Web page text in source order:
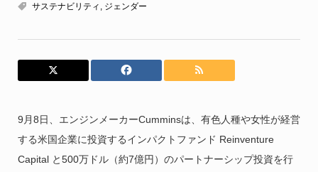
サステナビリティ ジェンダー
9月8日、エンジンメーカーCumminsは、有色人種や女性が経営
する米国企業に投資するインパクトファンド Reinventure
Capital と500万ドル（約7億円）のパートナーシップ投資を行